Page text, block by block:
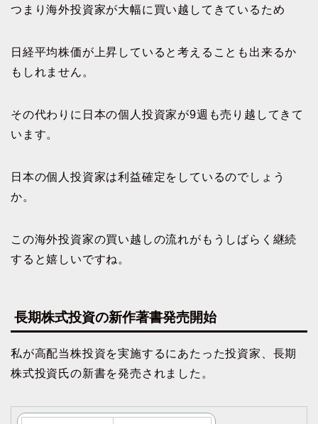
つまり海外投資家が大幅に買い越してきているため
日経平均株価が上昇していると考えることも出来るか
もしれません。
その代わりに日本の個人投資家が9週も売り越してきて
います。
日本の個人投資家は利益確定をしているのでしょう
か。
この海外投資家の買い越しの流れがもうしばらく継続
すると嬉しいですね。
長期株式投資の新作著書発売開始
私が高配当株投資を実施するにあたった投資家、長期
株式投資氏の新書を発売されました。